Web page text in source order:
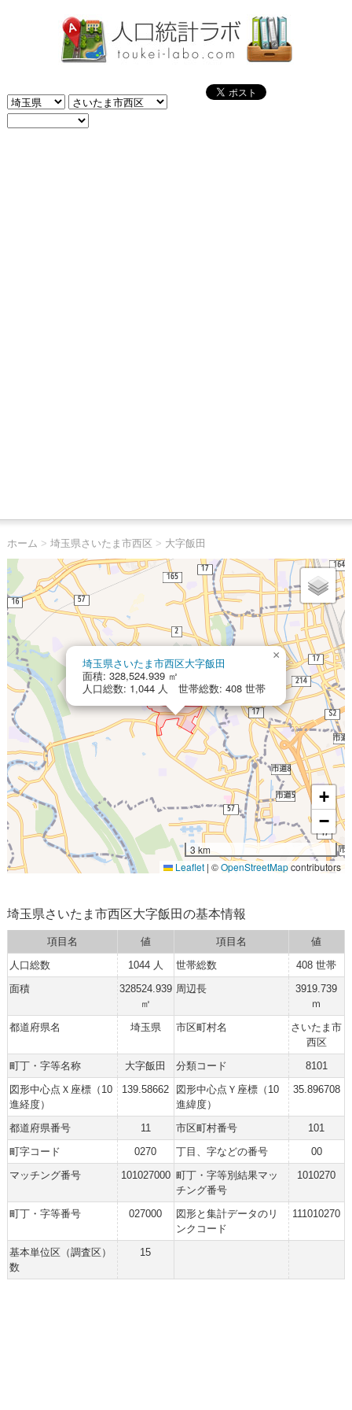
ホーム > 埼玉県さいたま市西区 > 大字飯田
埼玉県さいたま市西区大字飯田
面積: 328,524.939 ㎡
人口総数: 1,044 人 世帯総数: 408 世帯
×
+
−
3 km
Leaflet | ©OpenStreetMapcontributors
埼玉県さいたま市西区大字飯田の基本情報
項目名 値 項目名
値
人口総数
1044 人 世帯総数
408 世帯
面積
328524.939
㎡
周辺長
3919.739
ｍ
都道府県名
埼玉県 市区町村名
さいたま市
西区
町丁・字等名称
大字飯田 分類コード
8101
図形中心点Ｘ座標（10
進経度）
139.58662
図形中心点Ｙ座標（10
進緯度）
35.896708
都道府県番号 11 市区町村番号
101
町字コード
0270 丁目、字などの番号
00
マッチング番号
101027000 町丁・字等別結果マッ
チング番号
1010270
町丁・字等番号 027000
図形と集計データのリ
ンクコード
111010270
基本単位区（調査区）
数
15